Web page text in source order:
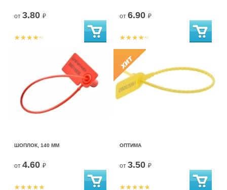
от 3.80 ₽ от 6.90 ₽
ШОПЛОК, 140 ММ
от 4.60 ₽
ОПТИМА
от 3.50 ₽